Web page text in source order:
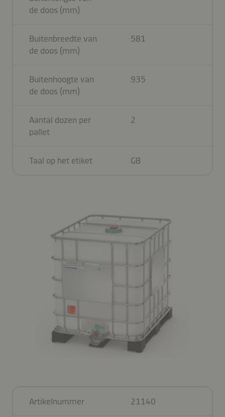
de doos (mm)
Buitenbreedte van
de doos (mm)
581
Buitenhoogte van
de doos (mm)
935
Aantal dozen per
pallet
2
Taal op het etiket GB
Artikelnummer 21140